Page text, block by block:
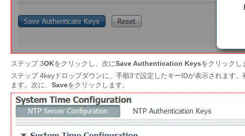
ステップ 3OKをクリックし、次にSave Authentication Keysをクリックし
ステップ 4keyドロップダウンに、手順3で設定したキーIDが表示されます。
ます。次に、 Saveをクリックします。